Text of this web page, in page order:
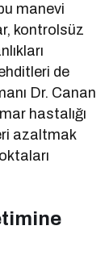
manevi
kontrolsüz
de
Dr. Canan
hastalığı
azaltmak